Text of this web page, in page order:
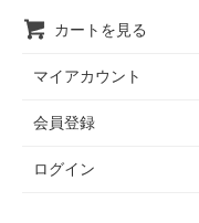
カートを見る
マイアカウント
会員登録
ログイン